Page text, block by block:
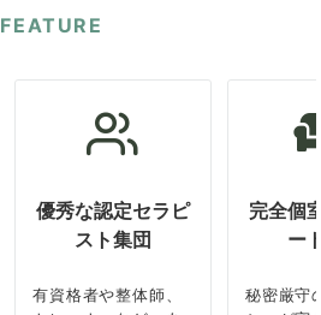
FEATURE
優秀な認定セラピ
スト集団
有資格者や整体師、
完全個
ー
秘密厳守